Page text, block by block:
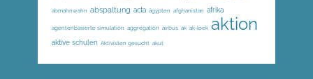
abmahnwahn abspaltung acta ägypten afghanistan afrika
agentenbasierte simulation aggregation airbus ak ak-loek aktion
aktive schulen Aktivisten gesucht akut